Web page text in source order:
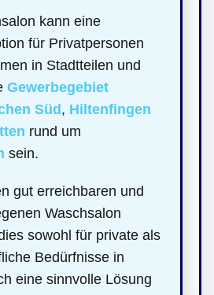
kann eine
für Privatpersonen
in Stadtteilen und
Gewerbegebiet
Süd, Hiltenfingen
rund um
sein.
gut erreichbaren und
Waschsalon
sowohl für private als
Bedürfnisse in
eine sinnvolle Lösung